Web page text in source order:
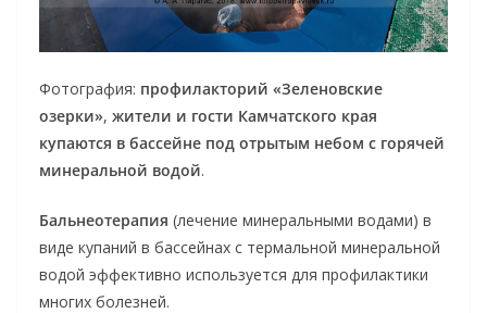
Фотография: профилакторий «Зеленовские
озерки», жители и гости Камчатского края
купаются в бассейне под отрытым небом с горячей
минеральной водой.
Бальнеотерапия (лечение минеральными водами) в
виде купаний в бассейнах с термальной минеральной
водой эффективно используется для профилактики
многих болезней.